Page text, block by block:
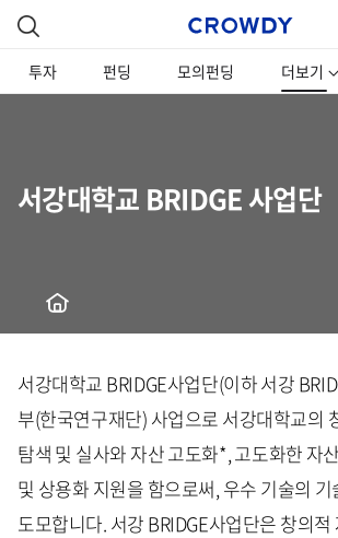
투자 펀딩 모의펀딩 더보기
서강대학교 BRIDGE 사업단
서강대학교 BRIDGE사업단(이하 서강
부(한국연구재단) 사업으로 서강대학교의
탐색 및 실사와 자산 고도화*, 고도화한 자
및 상용화 지원을 함으로써, 우수 기술의
도모합니다. 서강 BRIDGE사업단은 창의